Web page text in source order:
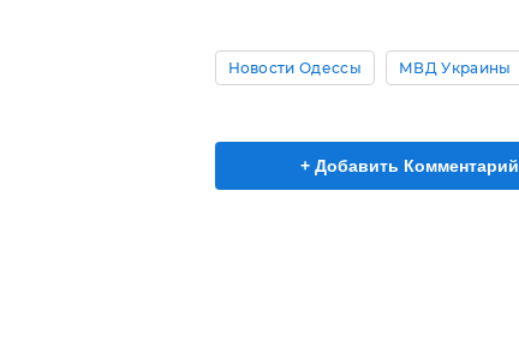
Новости Одессы МВД Украины
+ Добавить Комментарий